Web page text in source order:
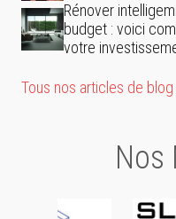
Rénover
budget : voici
votre
Tous nos articles de blog
Nos